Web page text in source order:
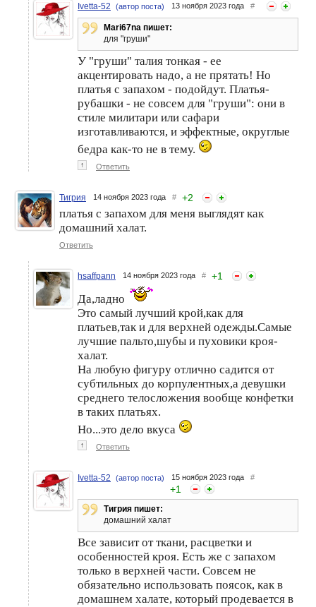
Ivetta-52 (автор поста) 13 ноября 2023 года #
Mari67na пишет:
для "груши"
У "груши" талия тонкая - ее
акцентировать надо, а не прятать! Но
платья с запахом - подойдут. Платья-
рубашки - не совсем для "груши": они в
стиле милитари или сафари
изготавливаются, и эффектные, округлые
бедра как-то не в тему.
↑ Ответить
Тигрия 14 ноября 2023 года # +2
платья с запахом для меня выглядят как
домашний халат.
Ответить
hsaffpann 14 ноября 2023 года # +1
Да,ладно
Это самый лучший крой,как для
платьев,так и для верхней одежды.Самые
лучшие пальто,шубы и пуховики кроя-
халат.
На любую фигуру отлично садится от
субтильных до корпулентных,а девушки
среднего телосложения вообще конфетки
в таких платьях.
Но...это дело вкуса
↑ Ответить
Ivetta-52 (автор поста) 15 ноября 2023 года #
+1
Тигрия пишет:
домашний халат
Все зависит от ткани, расцветки и
особенностей кроя. Есть же с запахом
только в верхней части. Совсем не
обязательно использовать поясок, как в
домашнем халате, который продевается в